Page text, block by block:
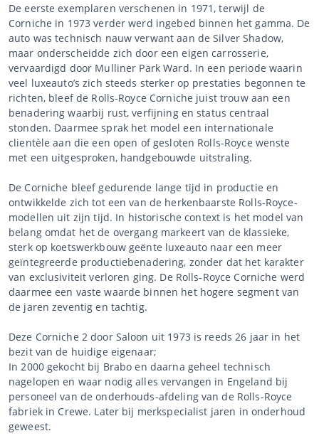
De eerste exemplaren verschenen in 1971, terwijl de
Corniche in 1973 verder werd ingebed binnen het gamma. De
auto was technisch nauw verwant aan de Silver Shadow,
maar onderscheidde zich door een eigen carrosserie,
vervaardigd door Mulliner Park Ward. In een periode waarin
veel luxeauto’s zich steeds sterker op prestaties begonnen te
richten, bleef de Rolls-Royce Corniche juist trouw aan een
benadering waarbij rust, verfijning en status centraal
stonden. Daarmee sprak het model een internationale
clientèle aan die een open of gesloten Rolls-Royce wenste
met een uitgesproken, handgebouwde uitstraling.
De Corniche bleef gedurende lange tijd in productie en
ontwikkelde zich tot een van de herkenbaarste Rolls-Royce-
modellen uit zijn tijd. In historische context is het model van
belang omdat het de overgang markeert van de klassieke,
sterk op koetswerkbouw geënte luxeauto naar een meer
geïntegreerde productiebenadering, zonder dat het karakter
van exclusiviteit verloren ging. De Rolls-Royce Corniche werd
daarmee een vaste waarde binnen het hogere segment van
de jaren zeventig en tachtig.
Deze Corniche 2 door Saloon uit 1973 is reeds 26 jaar in het
bezit van de huidige eigenaar;
In 2000 gekocht bij Brabo en daarna geheel technisch
nagelopen en waar nodig alles vervangen in Engeland bij
personeel van de onderhouds-afdeling van de Rolls-Royce
fabriek in Crewe. Later bij merkspecialist jaren in onderhoud
geweest.